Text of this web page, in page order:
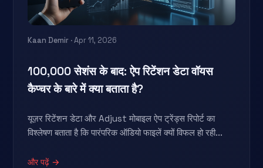
Kaan Demir · Apr 11, 2026
100,000 सेशंस के बाद: ऐप रिटेंशन डेटा वॉयस
कैप्चर के बारे में क्या बताता है?
यूज़र रिटेंशन डेटा और Adjust मोबाइल ऐप ट्रेंड्स रिपोर्ट का
विश्लेषण बताता है कि पारंपरिक ऑडियो फाइलें क्यों विफल हो रही...
और पढ़ें →